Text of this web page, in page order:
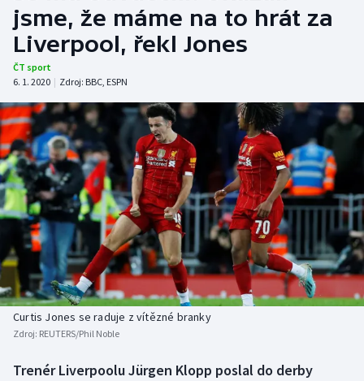
Tenis
Atletika
DALŠÍ SPORTY
Americký fotbal
Baseball a softbal
Basketbal
Biatlon
Boby a skeleton
Box
NEPŘEHLÉDNĚTE
Soutěže
Historické návraty
Aplikace ČT sport
AZ kvíz
jsme, že máme na to hrát za
Liverpool, řekl Jones
ČT sport
6. 1. 2020 | Zdroj: BBC, ESPN
Curtis Jones se raduje z vítězné branky
Zdroj: REUTERS/Phil Noble
Trenér Liverpoolu Jürgen Klopp poslal do derby